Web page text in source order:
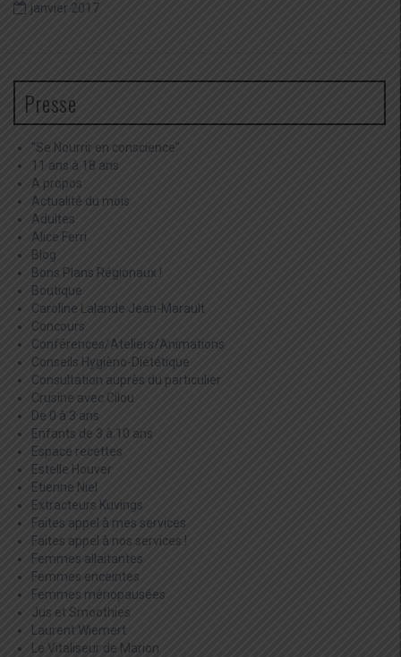
janvier 2017
Presse
"Se Nourrir en conscience"
11 ans à 18 ans
A propos
Actualité du mois
Adultes
Alice Ferri
Blog
Bons Plans Régionaux !
Boutique
Caroline Lalande Jean-Marault
Concours
Conférences/Ateliers/Animations
Conseils Hygièno-Diététique
Consultation auprès du particulier
Crusine avec Cilou
De 0 à 3 ans
Enfants de 3 à 10 ans
Espace recettes
Estelle Houver
Etienne Niel
Extracteurs Kuvings
Faites appel à mes services
Faites appel à nos services !
Femmes allaitantes
Femmes enceintes
Femmes ménopausées
Jus et Smoothies
Laurent Wiemert
Le Vitaliseur de Marion